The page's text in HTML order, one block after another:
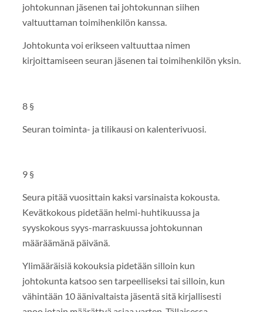
johtokunnan jäsenen tai johtokunnan siihen
valtuuttaman toimihenkilön kanssa.
Johtokunta voi erikseen valtuuttaa nimen
kirjoittamiseen seuran jäsenen tai toimihenkilön yksin.
8 §
Seuran toiminta- ja tilikausi on kalenterivuosi.
9 §
Seura pitää vuosittain kaksi varsinaista kokousta.
Kevätkokous pidetään helmi-huhtikuussa ja
syyskokous syys-marraskuussa johtokunnan
määräämänä päivänä.
Ylimääräisiä kokouksia pidetään silloin kun
johtokunta katsoo sen tarpeelliseksi tai silloin, kun
vähintään 10 äänivaltaista jäsentä sitä kirjallisesti